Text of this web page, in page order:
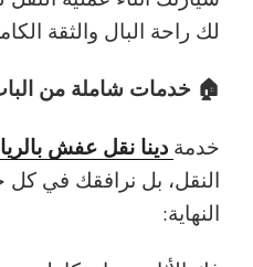
لك راحة البال والثقة
🏠 خدمات شاملة من
خدمة دينا نقل عفش
النقل، بل نرافقك في كل
النهاية: